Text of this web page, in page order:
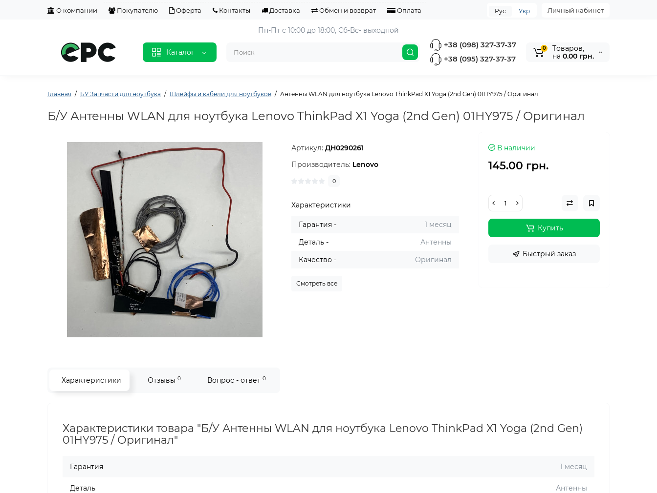
О компании Покупателю Оферта Контакты Доставка Обмен и возврат Оплата Личный кабинет
Рус Укр
Каталог
Пн-Пт с 10:00 до 18:00, Сб-Вс- выходной
+38 (098) 327-37-37
+38 (095) 327-37-37
0
Tоваров,
на 0.00 грн.
Главная БУ Запчасти для ноутбука Шлейфы и кабели для ноутбуков Антенны WLAN для ноутбука Lenovo ThinkPad X1 Yoga (2nd Gen) 01HY975 / Оригинал
Б/У Антенны WLAN для ноутбука Lenovo ThinkPad X1 Yoga (2nd Gen) 01HY975 / Оригинал
Артикул:ДН0290261
Производитель: Lenovo
0
Характеристики
Гарантия -
1 месяц
Деталь -
Антенны
Качество -
Оригинал
Смотреть все
В наличии
145.00 грн.
Купить
Быстрый заказ
Характеристики Отзывы 0 Вопрос - ответ 0
Характеристики товара "Б/У Антенны WLAN для ноутбука Lenovo ThinkPad X1 Yoga (2nd Gen)
01HY975 / Оригинал"
Гарантия 1 месяц
Деталь Антенны